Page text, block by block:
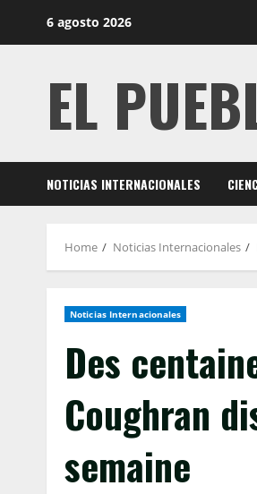
6 agosto 2026
EL
NOTICIAS INTERNACIONALES
Home Noticias Internacionales
Noticias Internacionales
Des
Coughran
semaine